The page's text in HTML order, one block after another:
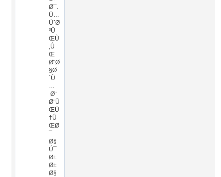
Ø¯.
Ù…
ÙˆØ
³Û
ŒÙ
‚Û
Œ
Ø¨Ø
§Ø
´Ù
…
Ø¨
Ø¨Û
ŒÙ
†Û
ŒØ
Ø§
Ú¯
Ø±
Ø±
Ø§